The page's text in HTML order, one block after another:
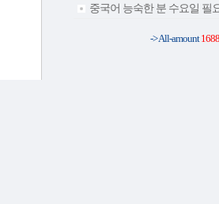
중국어 능숙한 분 수요일 필
-> All-amount1688